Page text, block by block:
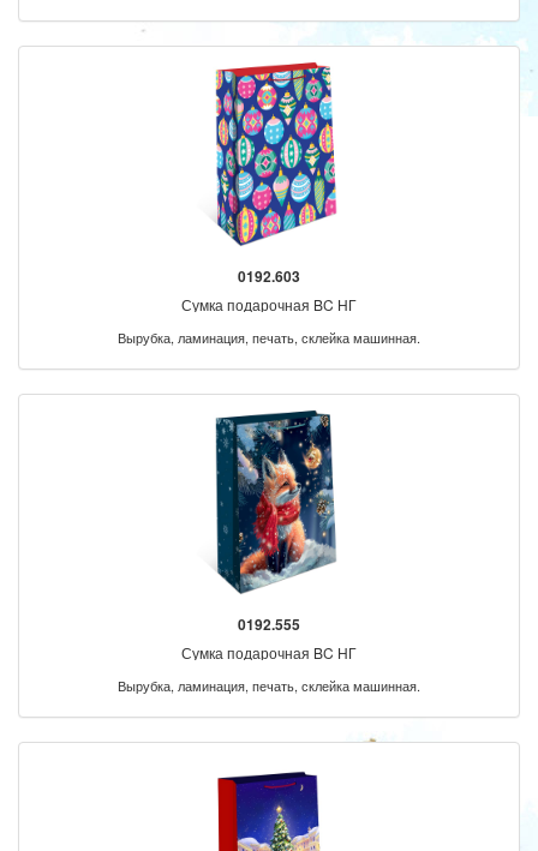
0192.603
Сумка подарочная BC НГ
Вырубка, ламинация, печать, склейка машинная.
0192.555
Сумка подарочная BC НГ
Вырубка, ламинация, печать, склейка машинная.